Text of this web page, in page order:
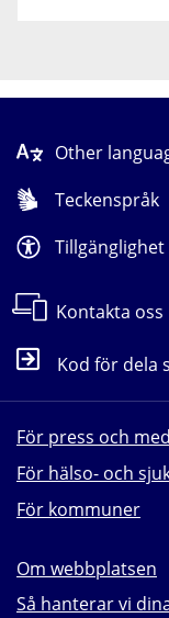
Other
Teckenspråk
Tillgänglighet
Kontakta oss
Kod för dela
För press och
För hälso- och
För kommuner
Om webbplatsen
Så hanterar vi